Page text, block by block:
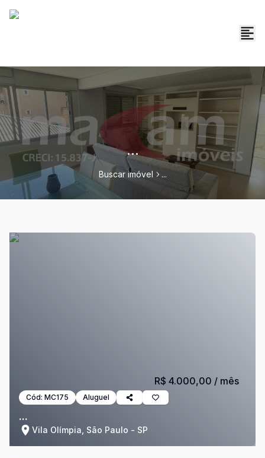
...
Buscar imóvel ...
Cód: MC175 Aluguel
...
Vila Olímpia, São Paulo - SP
R$ 4.000,00 / mês